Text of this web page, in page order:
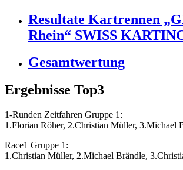
Resultate Kartrennen
Rhein“ SWISS
Gesamtwertung
Ergebnisse Top3
1-Runden Zeitfahren Gruppe 1:
1.Florian Röher, 2.Christian Müller, 3.Michael
Race1 Gruppe 1:
1.Christian Müller, 2.Michael Brändle,